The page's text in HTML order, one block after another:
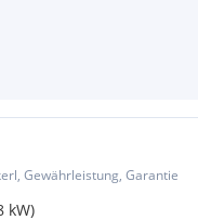
Gewährleistung, Garantie
kW)